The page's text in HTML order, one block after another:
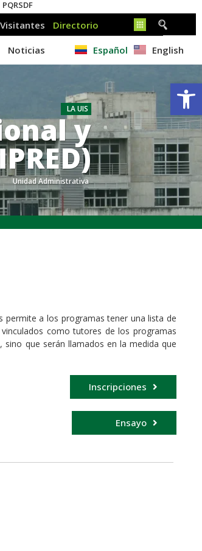
Español English
LA UIS
y
Unidad Administrativa
permite a los programas tener una lista de
como tutores de los programas
sino que serán llamados en la medida que
Inscripciones
Ensayo